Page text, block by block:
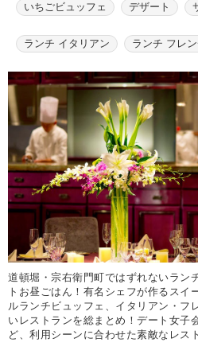
いちごビュッフェ デザート
ランチ イタリアン ランチ フレ
道頓堀・宗右衛門町ではずれないラン
トお昼ごはん！有名シェフが作るスイ
ルランチビュッフェ、イタリアン・フ
いレストランを総まとめ！デート女子
ど、利用シーンに合わせた素敵なレス